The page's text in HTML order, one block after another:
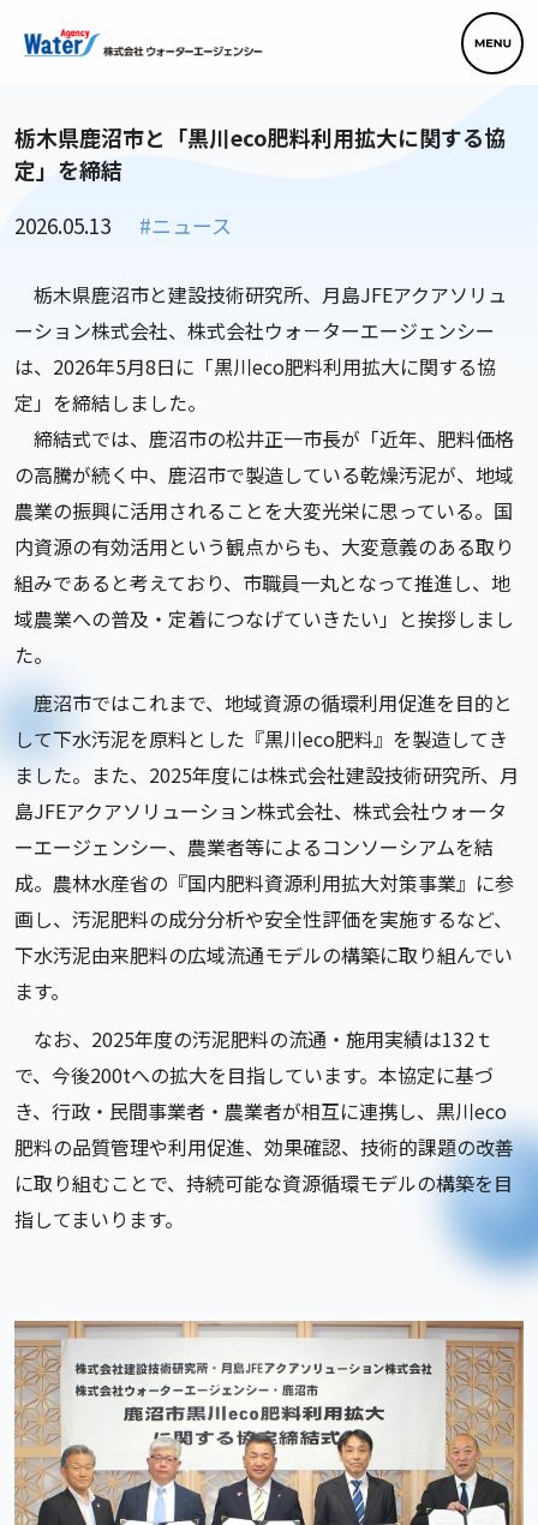
栃木県鹿沼市と「黒川eco肥料利用拡大に関する協
定」を締結
2026.05.13 #ニュース
栃木県鹿沼市と建設技術研究所、月島JFEアクアソリュ
ーション株式会社、株式会社ウォ－ターエージェンシー
は、2026年5月8日に「黒川eco肥料利用拡大に関する協
定」を締結しました。
締結式では、鹿沼市の松井正一市長が「近年、肥料価格
の高騰が続く中、鹿沼市で製造している乾燥汚泥が、地域
農業の振興に活用されることを大変光栄に思っている。国
内資源の有効活用という観点からも、大変意義のある取り
組みであると考えており、市職員一丸となって推進し、地
域農業への普及・定着につなげていきたい」と挨拶しまし
た。
鹿沼市ではこれまで、地域資源の循環利用促進を目的と
して下水汚泥を原料とした『黒川eco肥料』を製造してき
ました。また、2025年度には株式会社建設技術研究所、月
島JFEアクアソリューション株式会社、株式会社ウォータ
ーエージェンシー、農業者等によるコンソーシアムを結
成。農林水産省の『国内肥料資源利用拡大対策事業』に参
画し、汚泥肥料の成分分析や安全性評価を実施するなど、
下水汚泥由来肥料の広域流通モデルの構築に取り組んでい
ます。
なお、2025年度の汚泥肥料の流通・施用実績は132ｔ
で、今後200tへの拡大を目指しています。本協定に基づ
き、行政・民間事業者・農業者が相互に連携し、黒川eco
肥料の品質管理や利用促進、効果確認、技術的課題の改善
に取り組むことで、持続可能な資源循環モデルの構築を目
指してまいります。